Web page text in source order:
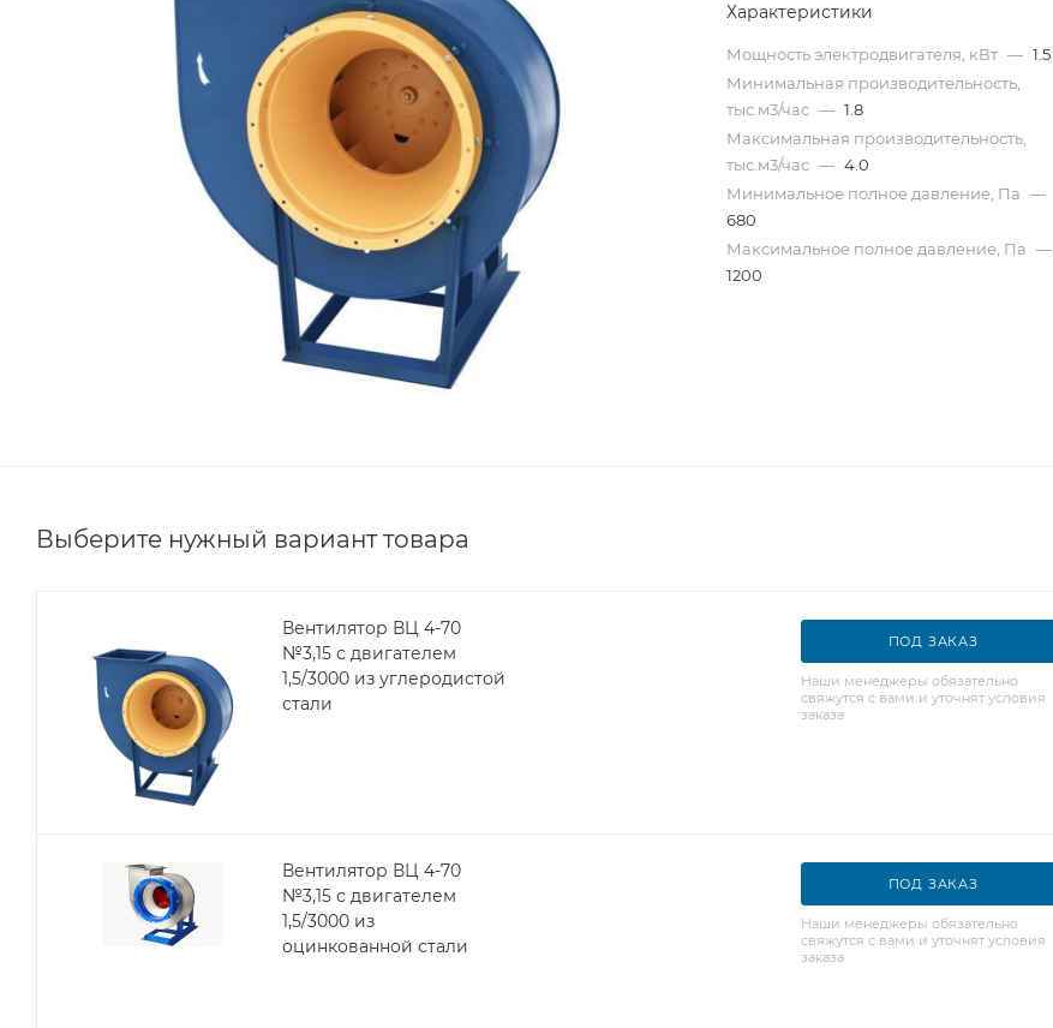
Характеристики
Мощность электродвигателя, кВт — 1.5
Минимальная производительность,
тыс.м3/час — 1.8
Максимальная производительность,
тыс.м3/час — 4.0
Минимальное полное давление, Па —
680
Максимальное полное давление, Па —
1200
Выберите нужный вариант товара
Вентилятор ВЦ 4-70
№3,15 с двигателем
1,5/3000 из углеродистой
стали
ПОД ЗАКАЗ
Наши менеджеры обязательно
свяжутся с вами и уточнят условия
заказа
Вентилятор ВЦ 4-70
№3,15 с двигателем
1,5/3000 из
оцинкованной стали
ПОД ЗАКАЗ
Наши менеджеры обязательно
свяжутся с вами и уточнят условия
заказа